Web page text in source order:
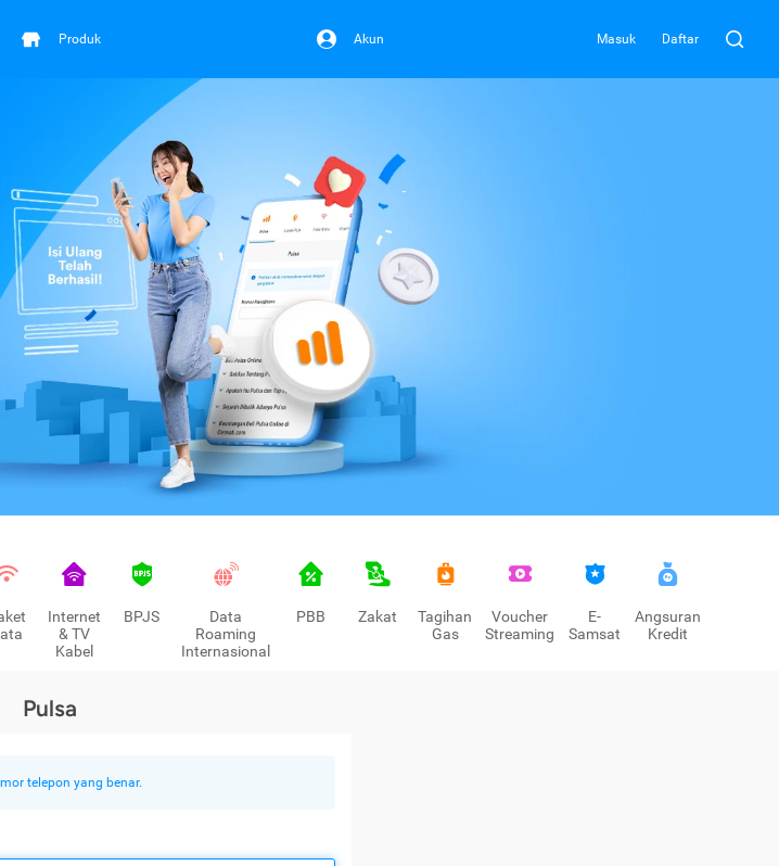
Produk Akun Masuk Daftar
Internet
& TV
Kabel
BPJS
Data
Roaming
Internasional
PBB Zakat
Tagihan
Gas
Voucher
Streaming
E-
Samsat
Angsuran
Kredit
Pulsa
telepon yang benar.